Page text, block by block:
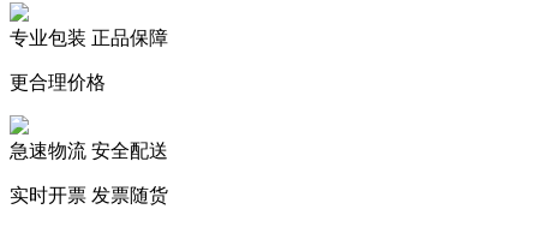
专业包装 正品保障
更合理价格
急速物流 安全配送
实时开票 发票随货